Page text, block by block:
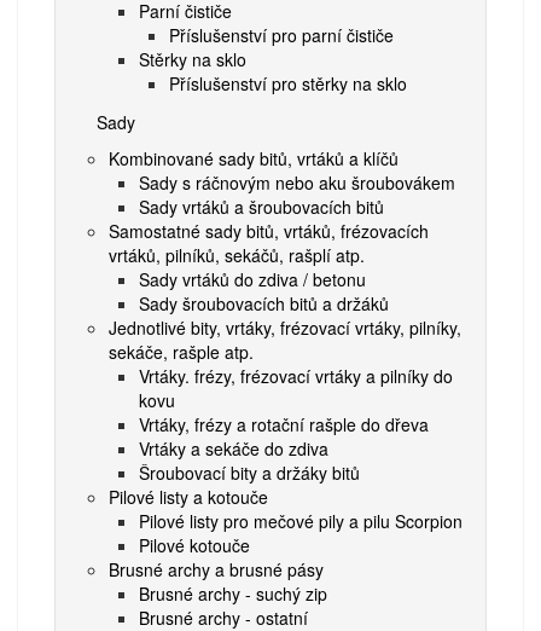
Parní čističe
Příslušenství pro parní čističe
Stěrky na sklo
Příslušenství pro stěrky na sklo
Sady
Kombinované sady bitů, vrtáků a klíčů
Sady s ráčnovým nebo aku šroubovákem
Sady vrtáků a šroubovacích bitů
Samostatné sady bitů, vrtáků, frézovacích
vrtáků, pilníků, sekáčů, rašplí atp.
Sady vrtáků do zdiva / betonu
Sady šroubovacích bitů a držáků
Jednotlivé bity, vrtáky, frézovací vrtáky, pilníky,
sekáče, rašple atp.
Vrtáky. frézy, frézovací vrtáky a pilníky do
kovu
Vrtáky, frézy a rotační rašple do dřeva
Vrtáky a sekáče do zdiva
Šroubovací bity a držáky bitů
Pilové listy a kotouče
Pilové listy pro mečové pily a pilu Scorpion
Pilové kotouče
Brusné archy a brusné pásy
Brusné archy - suchý zip
Brusné archy - ostatní